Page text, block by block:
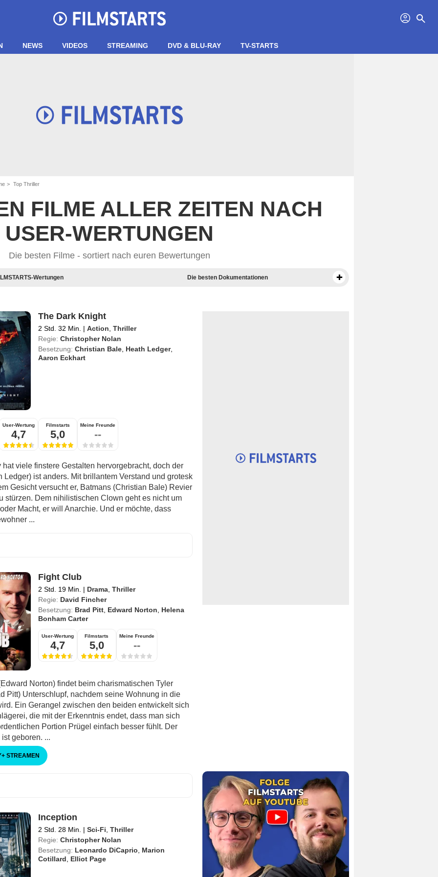
profil search
NEWS VIDEOS STREAMING DVD & BLU-RAY TV-STARTS
Top Thriller
FILME ALLER ZEITEN NACH
USER-WERTUNGEN
Die besten Filme - sortiert nach euren Bewertungen
Wertungen Die besten Dokumentationen
The Dark Knight
2 Std. 32 Min. | Action Thriller
Regie: Christopher Nolan
Besetzung: Christian Bale, Heath Ledger,
Aaron Eckhart
User-Wertung
4,7
Filmstarts
5,0
Meine Freunde
--
hat viele finstere Gestalten hervorgebracht, doch der
Ledger) ist anders. Mit brillantem Verstand und grotesk
Gesicht versucht er, Batmans (Christian Bale) Revier
stürzen. Dem nihilistischen Clown geht es nicht um
Macht, er will Anarchie. Und er möchte, dass
...
Fight Club
2 Std. 19 Min. | Drama, Thriller
Regie: David Fincher
Besetzung: Brad Pitt, Edward Norton
Helena
Bonham Carter
User-Wertung
4,7
Filmstarts
5,0
Meine Freunde
--
Norton) findet beim charismatischen Tyler
Pitt) Unterschlupf, nachdem seine Wohnung in die
Ein Gerangel zwischen den beiden entwickelt sich
die mit der Erkenntnis endet, dass man sich
Portion Prügel einfach besser fühlt. Der
geboren. ...
+ STREAMEN
Inception
2 Std. 28 Min. | Sci-Fi Thriller
Regie: Christopher Nolan
Besetzung: Leonardo DiCaprio
Marion
Cotillard
Elliot Page